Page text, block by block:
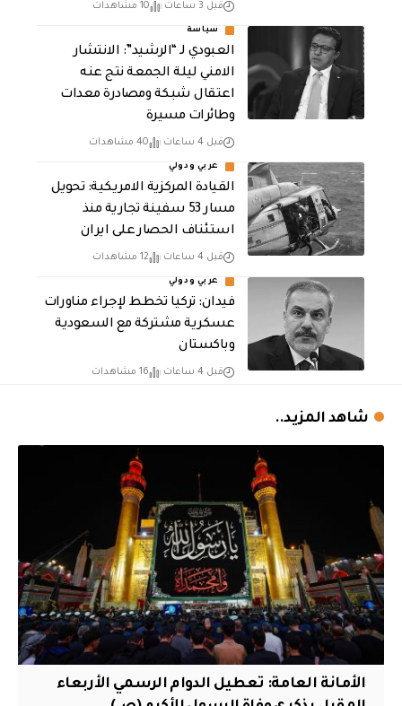
قبل 3 ساعات 10 مشاهدات
سياسة
العبودي لـ “الرشيد”: الانتشار
الامني ليلة الجمعة نتج عنه
اعتقال شبكة ومصادرة معدات
وطائرات مسيرة
قبل 4 ساعات 40 مشاهدات
عربي ودولي
القيادة المركزية الامريكية: تحويل
مسار 53 سفينة تجارية منذ
استئناف الحصار على ايران
قبل 4 ساعات 12 مشاهدات
عربي ودولي
فيدان: تركيا تخطط لإجراء مناورات
عسكرية مشتركة مع السعودية
وباكستان
قبل 4 ساعات 16 مشاهدات
شاهد المزيد..
الأمانة العامة: تعطيل الدوام الرسمي الأربعاء